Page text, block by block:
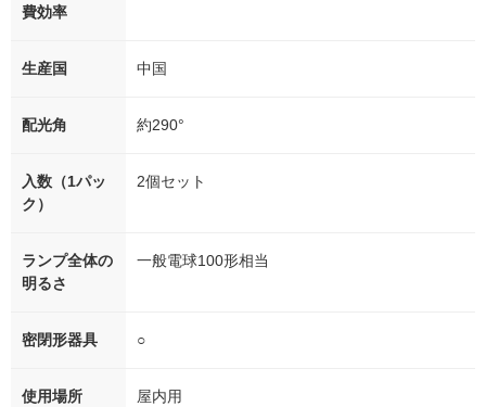
費効率
生産国 中国
配光角 約290°
入数（1パッ
ク）
2個セット
ランプ全体の
明るさ
一般電球100形相当
密閉形器具 ○
使用場所 屋内用